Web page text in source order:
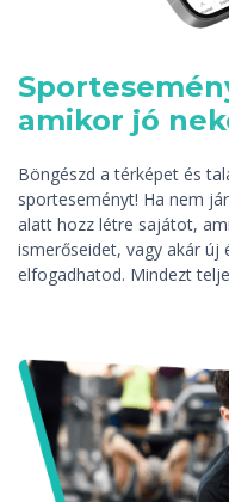
amikor jó
Böngészd a térképet és
sporteseményt! Ha nem
alatt hozz létre sajátot,
ismerőseidet, vagy akár új
elfogadhatod. Mindezt